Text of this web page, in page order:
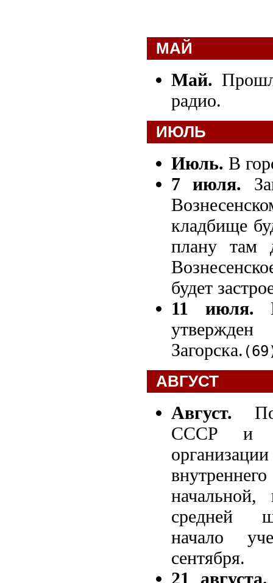
МАЙ
Май.
радио.
ИЮЛЬ
Июль. В
7 июля.
кладбище
плану там
будет
11 июля.
утвержден
Загорска.
АВГУСТ
Август.
СССР и
средней
начало
сентября.
21 августа.